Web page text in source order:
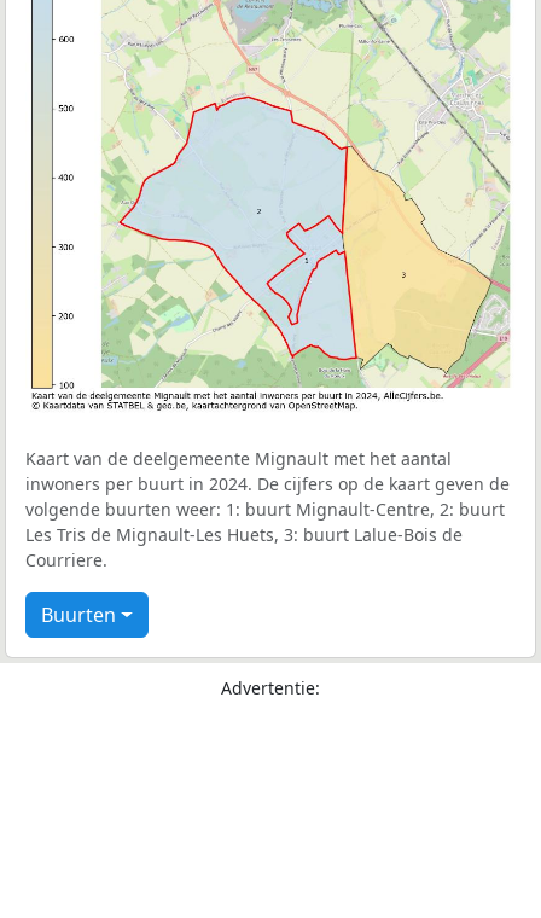
Kaart van de deelgemeente Mignault met het aantal
inwoners per buurt in 2024. De cijfers op de kaart geven de
volgende buurten weer: 1: buurt Mignault-Centre, 2: buurt
Les Tris de Mignault-Les Huets, 3: buurt Lalue-Bois de
Courriere.
Buurten
Advertentie: